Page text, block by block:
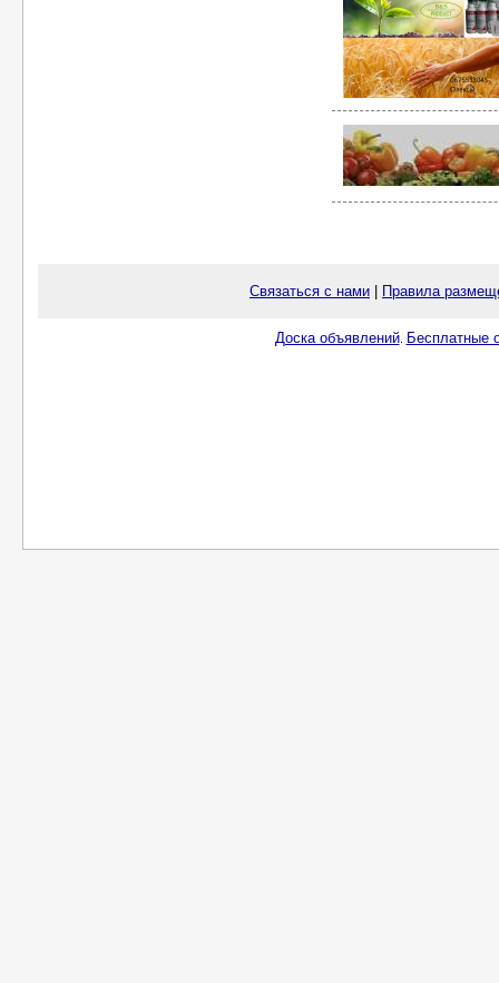
Связаться с нами Правила
Доска объявлений. Бесплатные